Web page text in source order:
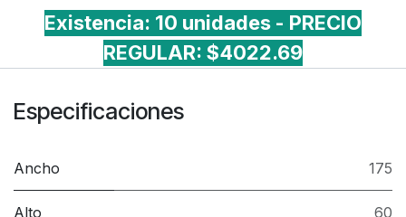
Existencia: 10 unidades - PRECIO
REGULAR: $4022.69
Especificaciones
Ancho 175
Alto 60